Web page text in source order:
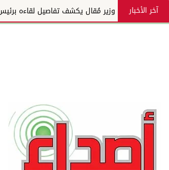
آخر الأخبار وزير مُقال يكشف تفاصيل لقاءه